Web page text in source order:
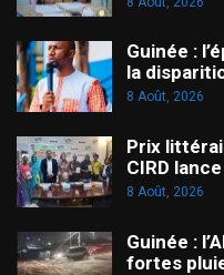
Guinée :
la
8 Août, 2026
Prix
CIRD
8 Août, 2026
Guinée :
fortes